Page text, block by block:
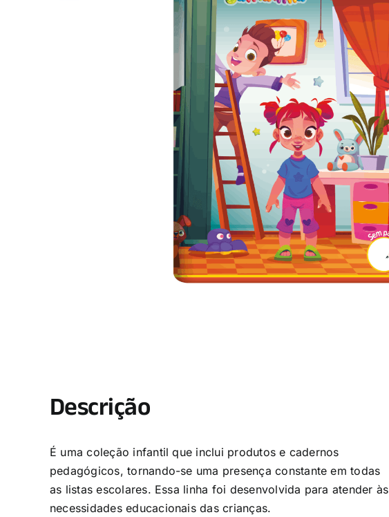
Descrição
É uma coleção infantil que inclui produtos e cadernos
pedagógicos, tornando-se uma presença constante em todas
as listas escolares. Essa linha foi desenvolvida para atender às
necessidades educacionais das crianças.